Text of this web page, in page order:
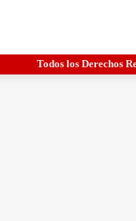
Todos los Derechos